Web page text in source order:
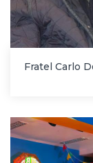
Fratel Carlo